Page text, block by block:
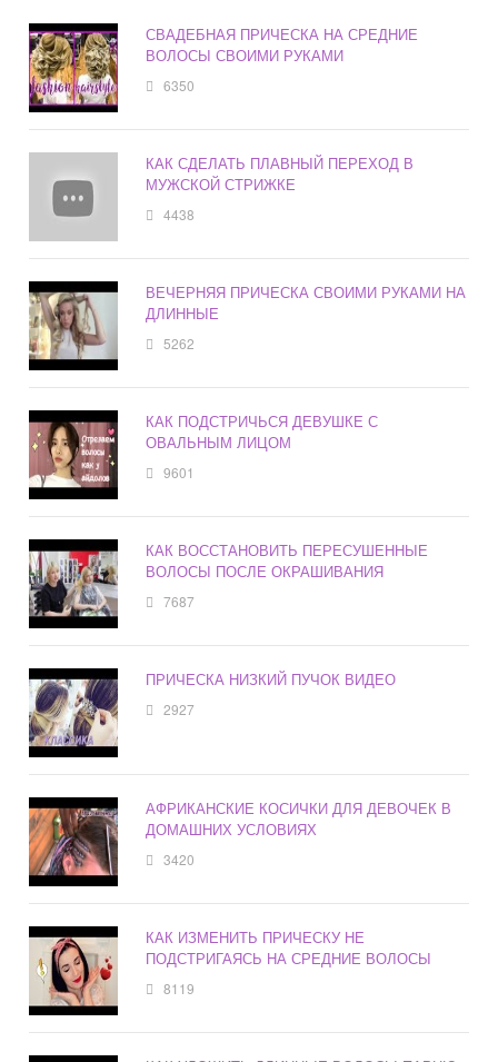
СВАДЕБНАЯ ПРИЧЕСКА НА СРЕДНИЕ
ВОЛОСЫ СВОИМИ РУКАМИ
6350
КАК СДЕЛАТЬ ПЛАВНЫЙ ПЕРЕХОД В
МУЖСКОЙ СТРИЖКЕ
4438
ВЕЧЕРНЯЯ ПРИЧЕСКА СВОИМИ РУКАМИ НА
ДЛИННЫЕ
5262
КАК ПОДСТРИЧЬСЯ ДЕВУШКЕ С
ОВАЛЬНЫМ ЛИЦОМ
9601
КАК ВОССТАНОВИТЬ ПЕРЕСУШЕННЫЕ
ВОЛОСЫ ПОСЛЕ ОКРАШИВАНИЯ
7687
ПРИЧЕСКА НИЗКИЙ ПУЧОК ВИДЕО
2927
АФРИКАНСКИЕ КОСИЧКИ ДЛЯ ДЕВОЧЕК В
ДОМАШНИХ УСЛОВИЯХ
3420
КАК ИЗМЕНИТЬ ПРИЧЕСКУ НЕ
ПОДСТРИГАЯСЬ НА СРЕДНИЕ ВОЛОСЫ
8119